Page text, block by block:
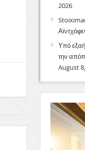
2026
Υπό
την
August